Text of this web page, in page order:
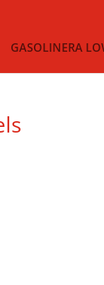
GASOLINERA